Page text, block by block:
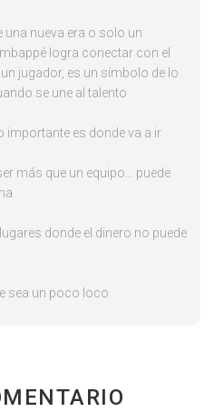
una nueva era o solo un
logra conectar con el
jugador, es un símbolo de lo
se une al talento
importante es donde va a ir
más que un equipo... puede
donde el dinero no puede
sea un poco loco